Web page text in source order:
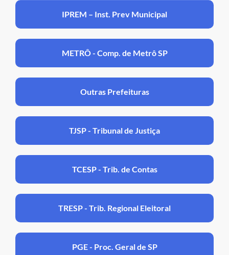
IPREM – Inst. Prev Municipal
METRÔ - Comp. de Metrô SP
Outras Prefeituras
TJSP - Tribunal de Justiça
TCESP - Trib. de Contas
TRESP - Trib. Regional Eleitoral
PGE - Proc. Geral de SP